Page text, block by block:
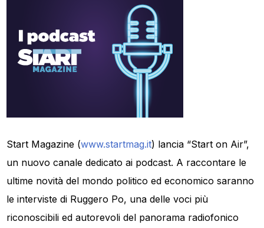
Start Magazine (www.startmag.it) lancia “Start on Air”,
un nuovo canale dedicato ai podcast. A raccontare le
ultime novità del mondo politico ed economico saranno
le interviste di Ruggero Po, una delle voci più
riconoscibili ed autorevoli del panorama radiofonico